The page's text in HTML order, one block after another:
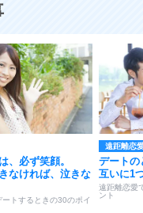
、必ず笑顔。
なければ、泣きな
トするときの30のポイ
遠距離恋
デートの
互いに1
遠距離恋愛
ント